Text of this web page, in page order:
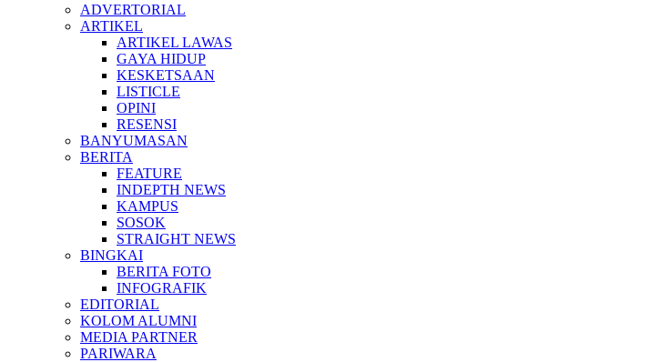
ADVERTORIAL
ARTIKEL
ARTIKEL LAWAS
GAYA HIDUP
KESKETSAAN
LISTICLE
OPINI
RESENSI
BANYUMASAN
BERITA
FEATURE
INDEPTH NEWS
KAMPUS
SOSOK
STRAIGHT NEWS
BINGKAI
BERITA FOTO
INFOGRAFIK
EDITORIAL
KOLOM ALUMNI
MEDIA PARTNER
PARIWARA